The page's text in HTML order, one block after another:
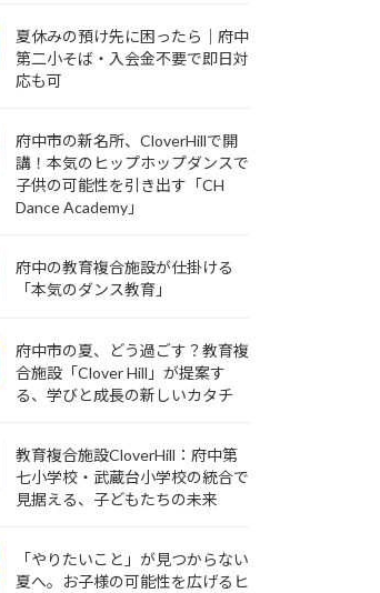
夏休みの預け先に困ったら｜府中
第二小そば・入会金不要で即日対
応も可
府中市の新名所、CloverHillで開
講！本気のヒップホップダンスで
子供の可能性を引き出す「CH
Dance Academy」
府中の教育複合施設が仕掛ける
「本気のダンス教育」
府中市の夏、どう過ごす？教育複
合施設「Clover Hill」が提案す
る、学びと成長の新しいカタチ
教育複合施設CloverHill：府中第
七小学校・武蔵台小学校の統合で
見据える、子どもたちの未来
「やりたいこと」が見つからない
夏へ。お子様の可能性を広げるヒ